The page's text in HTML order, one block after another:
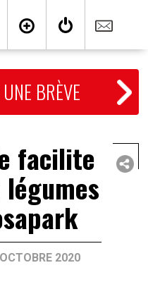
UNE BRÈVE
facilite
légumes
2020